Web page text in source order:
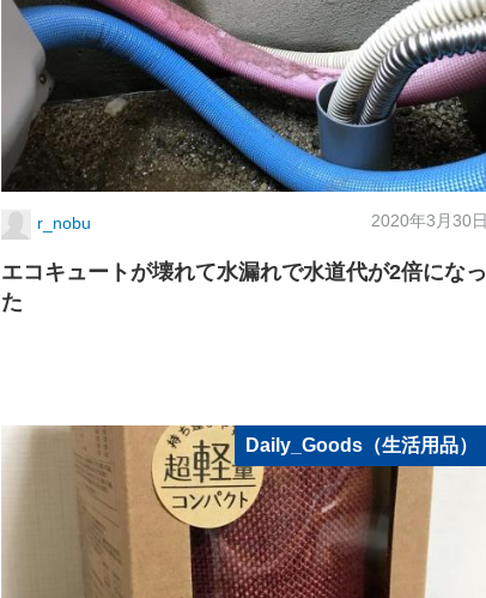
r_nobu 2020年3月30日
エコキュートが壊れて水漏れで水道代が2倍になっ
た
Daily_Goods（生活用品）